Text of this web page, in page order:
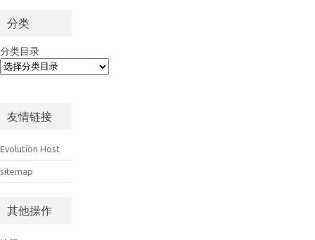
分类
分类目录
友情链接
Evolution Host
sitemap
其他操作